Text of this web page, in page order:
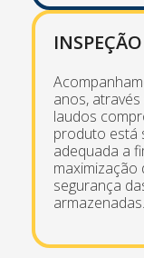
INSPEÇÃO
anos,
laudos
produto está
adequada a
maximização
segurança
armazenadas.